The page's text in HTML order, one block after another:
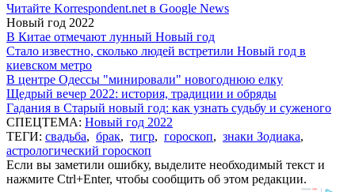
Читайте Korrespondent.net в Google News
Новый год 2022
В Китае отмечают лунный Новый год
Стало известно, сколько людей встретили Новый год в
киевском метро
В центре Одессы "минировали" новогоднюю елку
Щедрый вечер 2022: история, традиции и обряды
Гадания в Старый новый год: как узнать судьбу и суженого
СПЕЦТЕМА: Новый год 2022
ТЕГИ: свадьба, брак, тигр, гороскоп, знаки Зодиака,
астрологический гороскоп
Если вы заметили ошибку, выделите необходимый текст и
нажмите Ctrl+Enter, чтобы сообщить об этом редакции.